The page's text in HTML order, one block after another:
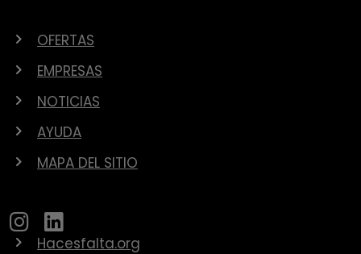
OFERTAS
EMPRESAS
NOTICIAS
AYUDA
MAPA DEL SITIO
Hacesfalta.org